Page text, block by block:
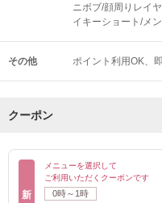
ニボブ/顔周りレイ
イキーショート/メン
その他 ポイント利用OK
クーポン
新
メニューを選択して
ご利用いただくクーポンです
0時～1時